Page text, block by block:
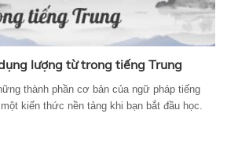
lượng từ trong tiếng Trung
thành phần cơ bản của ngữ pháp tiếng
kiến thức nền tảng khi bạn bắt đầu học.